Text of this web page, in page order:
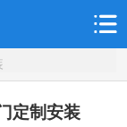
定制安装